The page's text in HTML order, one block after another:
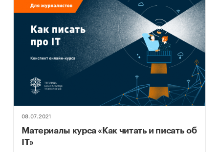
08.07.2021
Материалы курса «Как читать и писать об
IT»